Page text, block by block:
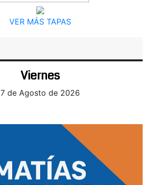
VER MÁS TAPAS
Viernes
7 de Agosto de 2026